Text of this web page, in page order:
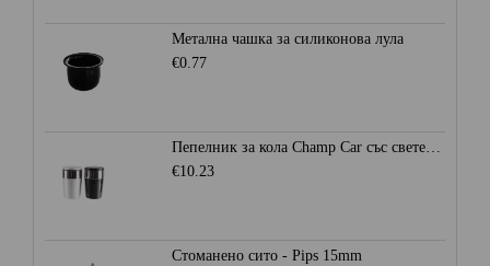
Метална чашка за силиконова лула
€0.77
Пепелник за кола Champ Car със светеща LED светлина
€10.23
Стоманено сито - Pips 15mm